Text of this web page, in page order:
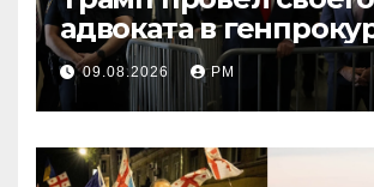
адвоката в
09.08.2026 РМ